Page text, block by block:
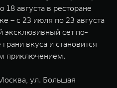
августа в ресторане
– с 23 июля по 23 августа
эксклюзивный сет по-
вкуса и становится
приключением.
ул. Большая